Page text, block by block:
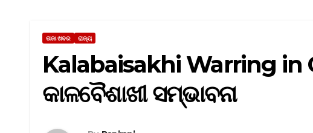
ତାଜା ଖବର ରାଜ୍ୟ
Kalabaisakhi Warring in
କାଳବୈଶାଖୀ ସମ୍ଭାବନା